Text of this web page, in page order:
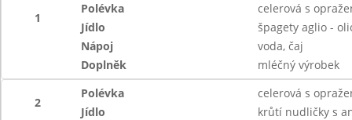
1
Polévka
celerová s
Jídlo
špagety aglio -
Nápoj
voda, čaj
Doplněk
mléčný výrobek
2
Polévka
celerová s
Jídlo
krůtí nudličky s